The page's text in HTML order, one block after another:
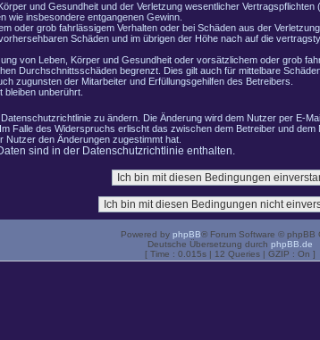
und Gesundheit und der Verletzung wesentlicher
wie insbesondere entgangenen Gewinn.
oder grob fahrlässigem Verhalten oder bei Schäden aus der
Schäden und im übrigen der Höhe nach auf die
von Leben, Körper und Gesundheit oder vorsätzlichem oder grob
Durchschnittsschäden begrenzt. Dies gilt auch für mittelbare
zugunsten der Mitarbeiter und Erfüllungsgehilfen des Betreibers.
unberührt.
zu ändern. Die Änderung wird dem Nutzer per E-
Falle des Widerspruchs erlischt das zwischen dem Betreiber und
den Änderungen zugestimmt hat.
sind in der Datenschutzrichtlinie enthalten.
Powered by phpBB® Forum Software © phpBB
Deutsche Übersetzung durch phpBB.de
[ Time : 0.015s | 12 Queries | GZIP : On ]